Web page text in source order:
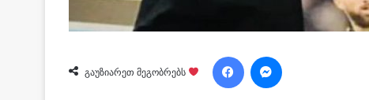
გაუზიარეთ მეგობრებს
Facebook